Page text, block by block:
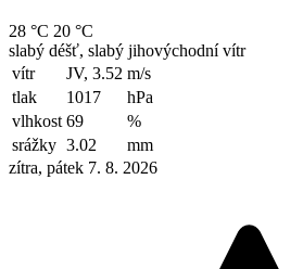
28 °C 20 °C
slabý déšť, slabý jihovýchodní vítr
vítr
JV, 3.52 m/s
tlak
1017
hPa
vlhkost 69
%
srážky 3.02
mm
zítra, pátek 7. 8. 2026